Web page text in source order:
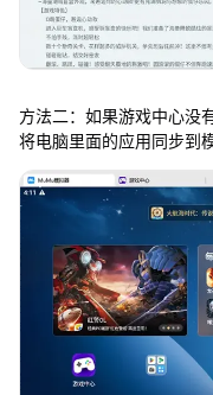
方法二：如果游戏中心没
将电脑里面的应用同步到